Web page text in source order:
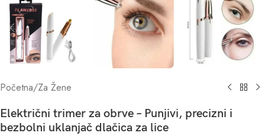
Početna/Za Žene
Električni trimer za obrve – Punjivi, precizni i
bezbolni uklanjač dlačica za lice